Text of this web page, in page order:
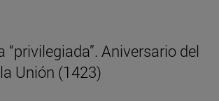
“privilegiada”. Aniversario del
Unión (1423)